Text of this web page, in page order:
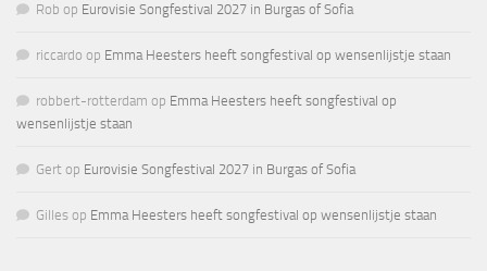
Rob op Eurovisie Songfestival 2027 in Burgas of Sofia
riccardo op Emma Heesters heeft songfestival op wensenlijstje staan
robbert-rotterdam op Emma Heesters heeft songfestival op
wensenlijstje staan
Gert op Eurovisie Songfestival 2027 in Burgas of Sofia
Gilles op Emma Heesters heeft songfestival op wensenlijstje staan